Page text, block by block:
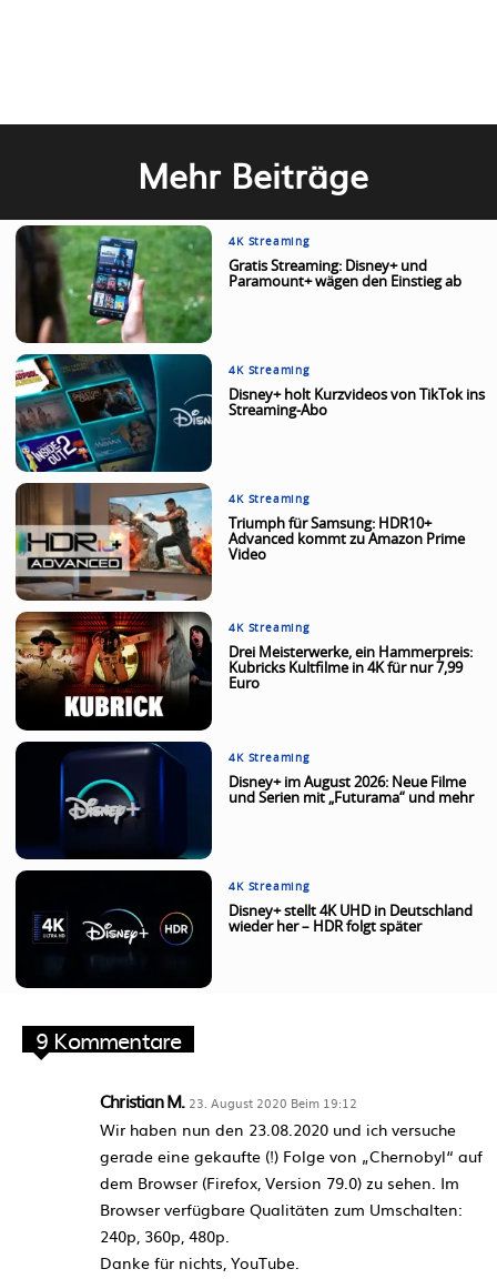
Mehr Beiträge
4K Streaming
Gratis Streaming: Disney+ und
Paramount+ wägen den Einstieg ab
4K Streaming
Disney+ holt Kurzvideos von TikTok ins
Streaming-Abo
4K Streaming
Triumph für Samsung: HDR10+
Advanced kommt zu Amazon Prime
Video
4K Streaming
Drei Meisterwerke, ein Hammerpreis:
Kubricks Kultfilme in 4K für nur 7,99
Euro
4K Streaming
Disney+ im August 2026: Neue Filme
und Serien mit „Futurama“ und mehr
4K Streaming
Disney+ stellt 4K UHD in Deutschland
wieder her – HDR folgt später
9 Kommentare
Christian M. 23. August 2020 Beim 19:12
Wir haben nun den 23.08.2020 und ich versuche
gerade eine gekaufte (!) Folge von „Chernobyl“ auf
dem Browser (Firefox, Version 79.0) zu sehen. Im
Browser verfügbare Qualitäten zum Umschalten:
240p, 360p, 480p.
Danke für nichts, YouTube.